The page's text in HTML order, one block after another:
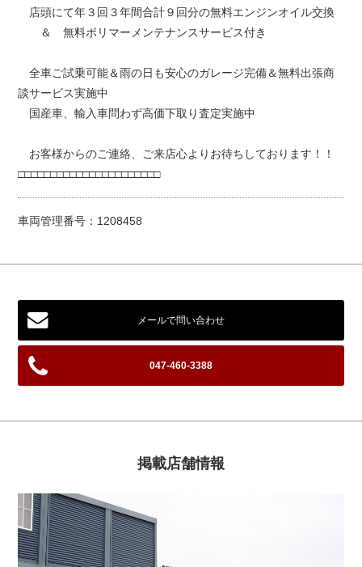
店頭にて年３回３年間合計９回分の無料エンジンオイル交換
＆ 無料ポリマーメンテナンスサービス付き
全車ご試乗可能＆雨の日も安心のガレージ完備＆無料出張商
談サービス実施中
国産車、輸入車問わず高価下取り査定実施中
お客様からのご連絡、ご来店心よりお待ちしております！！
□□□□□□□□□□□□□□□□□□□□□□
車両管理番号：1208458
メールで問い合わせ
047-460-3388
掲載店舗情報